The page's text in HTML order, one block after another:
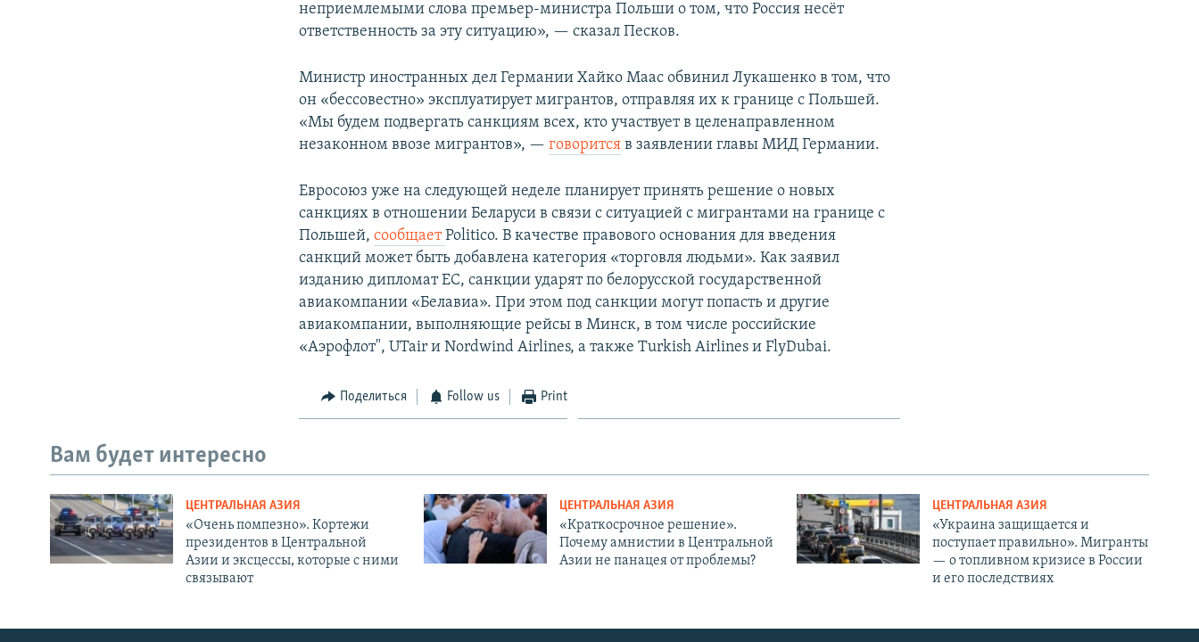
неприемлемыми слова премьер-министра Польши о том, что Россия несёт
ответственность за эту ситуацию», — сказал Песков.
Министр иностранных дел Германии Хайко Маас обвинил Лукашенко в том, что
он «бессовестно» эксплуатирует мигрантов, отправляя их к границе с Польшей.
«Мы будем подвергать санкциям всех, кто участвует в целенаправленном
незаконном ввозе мигрантов», —говорится в заявлении главы МИД Германии.
Евросоюз уже на следующей неделе планирует принять решение о новых
санкциях в отношении Беларуси в связи с ситуацией с мигрантами на границе с
Польшей,сообщаетPolitico. В качестве правового основания для введения
санкций может быть добавлена категория «торговля людьми». Как заявил
изданию дипломат ЕС, санкции ударят по белорусской государственной
авиакомпании «Белавиа». При этом под санкции могут попасть и другие
авиакомпании, выполняющие рейсы в Минск, в том числе российские
«Аэрофлот", UTair и Nordwind Airlines, а также Turkish Airlines и FlyDubai.
Поделиться Follow us Print
Вам будет интересно
ЦЕНТРАЛЬНАЯ АЗИЯ
«Очень помпезно». Кортежи
президентов в Центральной
Азии и эксцессы, которые с ними
связывают
ЦЕНТРАЛЬНАЯ АЗИЯ
«Краткосрочное решение».
Почему амнистии в Центральной
Азии не панацея от проблемы?
ЦЕНТРАЛЬНАЯ АЗИЯ
«Украина защищается и
поступает правильно». Мигранты
— о топливном кризисе в России
и его последствиях